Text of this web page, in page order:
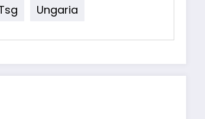
Ungaria